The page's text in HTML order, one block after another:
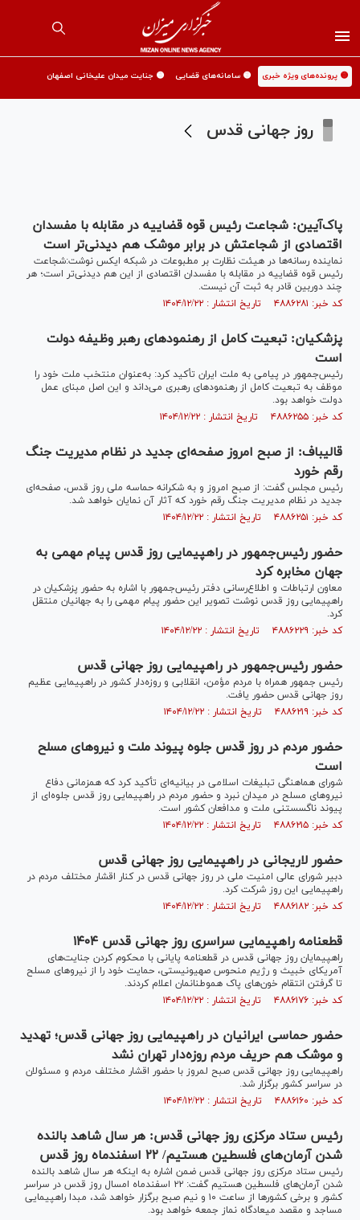
🟡 پرونده‌های ویژه خبری 🟡 سامانه‌های قضایی 🟡 جنایت میدان علیخانی اصفهان
روز جهانی قدس
پاک‌آیین: شجاعت رئیس قوه قضاییه در مقابله با مفسدان
اقتصادی از شجاعتش در برابر موشک هم دیدنی‌تر است
نماینده رسانه‌ها در هیئت نظارت بر مطبوعات در شبکه ایکس نوشت:شجاعت
رئیس قوه قضاییه در مقابله با مفسدان اقتصادی از این هم دیدنی‌تر است؛ هر
چند دوربین قادر به ثبت آن نیست.
کد خبر: ۴۸۸۶۲۸۱ تاریخ انتشار : ۱۴۰۴/۱۲/۲۲
پزشکیان: تبعیت کامل از رهنمود‌های رهبر وظیفه دولت
است
رئیس‌جمهور در پیامی به ملت ایران تأکید کرد: به‌عنوان منتخب ملت خود را
موظف به تبعیت کامل از رهنمود‌های رهبری می‌داند و این اصل مبنای عمل
دولت خواهد بود.
کد خبر: ۴۸۸۶۲۵۵ تاریخ انتشار : ۱۴۰۴/۱۲/۲۲
قالیباف: از صبح امروز صفحه‌ای جدید در نظام مدیریت جنگ
رقم خورد
رئیس مجلس گفت: از صبح امروز و به شکرانه حماسه ملی روز قدس، صفحه‌ای
جدید در نظام مدیریت جنگ رقم خورد که آثار آن نمایان خواهد شد.
کد خبر: ۴۸۸۶۲۵۱ تاریخ انتشار : ۱۴۰۴/۱۲/۲۲
حضور رئیس‌جمهور در راهپیمایی روز قدس پیام مهمی به
جهان مخابره کرد
معاون ارتباطات و اطلاع‌رسانی دفتر رئیس‌جمهور با اشاره به حضور پزشکیان در
راهپیمایی روز قدس نوشت تصویر این حضور پیام مهمی را به جهانیان منتقل
کرد.
کد خبر: ۴۸۸۶۲۲۹ تاریخ انتشار : ۱۴۰۴/۱۲/۲۲
حضور رئیس‌جمهور در راهپیمایی روز جهانی قدس
رئیس جمهور همراه با مردم مؤمن، انقلابی و روزه‌دار کشور در راهپیمایی عظیم
روز جهانی قدس حضور یافت.
کد خبر: ۴۸۸۶۲۱۹ تاریخ انتشار : ۱۴۰۴/۱۲/۲۲
حضور مردم در روز قدس جلوه پیوند ملت و نیرو‌های مسلح
است
شورای هماهنگی تبلیغات اسلامی در بیانیه‌ای تأکید کرد که همزمانی دفاع
نیرو‌های مسلح در میدان نبرد و حضور مردم در راهپیمایی روز قدس جلوه‌ای از
پیوند ناگسستنی ملت و مدافعان کشور است.
کد خبر: ۴۸۸۶۲۱۵ تاریخ انتشار : ۱۴۰۴/۱۲/۲۲
حضور لاریجانی در راهپیمایی روز جهانی قدس
دبیر شورای عالی امنیت ملی در روز جهانی قدس در کنار اقشار مختلف مردم در
راهپیمایی این روز شرکت کرد.
کد خبر: ۴۸۸۶۱۸۲ تاریخ انتشار : ۱۴۰۴/۱۲/۲۲
قطعنامه راهپیمایی سراسری روز جهانی قدس ۱۴۰۴
راهپیمایان روز جهانی قدس در قطعنامه پایانی با محکوم کردن جنایت‌های
آمریکای خبیث و رژیم منحوس صهیونیستی، حمایت خود را از نیرو‌های مسلح
تا گرفتن انتقام خون‌های پاک هموطنانمان اعلام کردند.
کد خبر: ۴۸۸۶۱۷۶ تاریخ انتشار : ۱۴۰۴/۱۲/۲۲
حضور حماسی ایرانیان در راهپیمایی روز جهانی قدس؛ تهدید
و موشک هم حریف مردم روزه‌دار تهران نشد
راهپیمایی روز جهانی قدس صبح لمروز با حضور اقشار مختلف مردم و مسئولان
در سراسر کشور برگزار شد.
کد خبر: ۴۸۸۶۱۶۰ تاریخ انتشار : ۱۴۰۴/۱۲/۲۲
رئیس ستاد مرکزی روز جهانی قدس: هر سال شاهد بالنده
شدن آرمان‌های فلسطین هستیم/ ۲۲ اسفندماه روز قدس
رئیس ستاد مرکزی روز جهانی قدس ضمن اشاره به اینکه هر سال شاهد بالنده
شدن آرمان‌های فلسطین هستیم گفت: ۲۲ اسفندماه امسال روز قدس در سراسر
کشور و برخی کشورها از ساعت ۱۰ و نیم صبح برگزار خواهد شد، مبدا راهپیمایی
مساجد و مقصد میعادگاه نماز جمعه خواهد بود.